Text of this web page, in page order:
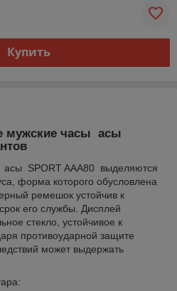
Купить
мужские часы асы
SPORT AAA80 выделяются
форма которого обусловлена
ремешок устойчив к
его службы. Дисплей
стекло, устойчивое к
противоударной защите
может выдержать